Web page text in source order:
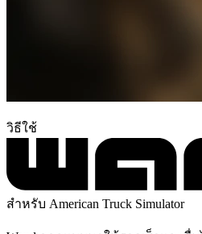
วิธีใช้
สำหรับ American Truck Simulator